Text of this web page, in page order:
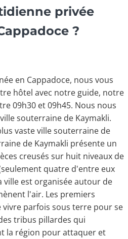
privée
?
en Cappadoce, nous vous
hôtel avec notre guide, notre
09h30 et 09h45. Nous nous
souterraine de Kaymakli.
vaste ville souterraine de
de Kaymakli présente un
creusés sur huit niveaux de
quatre d'entre eux
ville est organisée autour de
l'air. Les premiers
parfois sous terre pour se
tribus pillardes qui
la région pour attaquer et